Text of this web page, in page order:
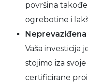
površina
ogrebotine i
Neprevaziđena
Vaša investicija
stojimo iza
certificirane